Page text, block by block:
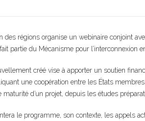
des régions organise un webinaire conjoint
partie du Mécanisme pour l’interconnexion
créé vise à apporter un soutien
une coopération entre les États
d’un projet, depuis les études
le programme, son contexte, les appels